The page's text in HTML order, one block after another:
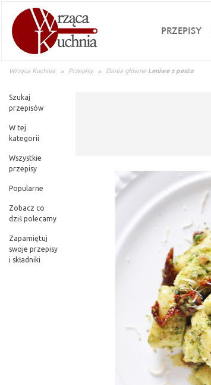
PRZEPISY
Wrząca Kuchnia Przepisy Dania główne Leniwe z pesto
Szukaj
przepisów
W tej
kategorii
Wszystkie
przepisy
Popularne
Zobacz co
dziś polecamy
Zapamiętuj
swoje przepisy
i składniki